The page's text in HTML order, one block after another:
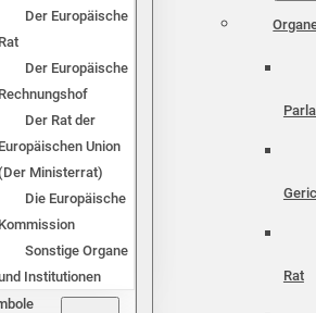
Der Europäische
Rat
Der Europäische
Rechnungshof
Der Rat der
Europäischen Union
Ministerrat)
Die Europäische
Kommission
Sonstige Organe
Institutionen
Rat